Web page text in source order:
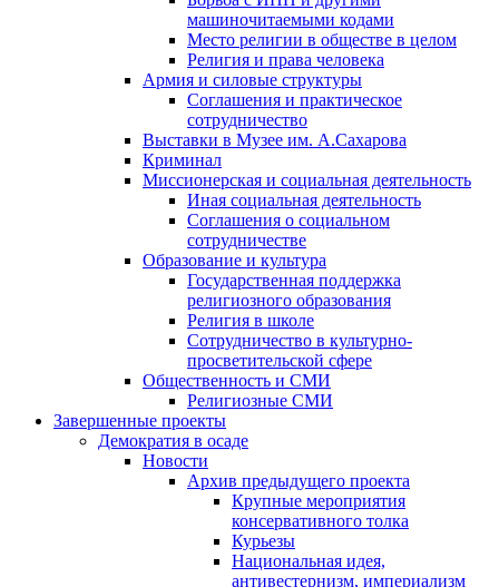
машиночитаемыми кодами
Место религии в обществе в целом
Религия и права человека
Армия и силовые структуры
Соглашения и практическое
сотрудничество
Выставки в Музее им. А.Сахарова
Криминал
Миссионерская и социальная деятельность
Иная социальная деятельность
Соглашения о социальном
сотрудничестве
Образование и культура
Государственная поддержка
религиозного образования
Религия в школе
Сотрудничество в культурно-
просветительской сфере
Общественность и СМИ
Религиозные СМИ
Завершенные проекты
Демократия в осаде
Новости
Архив предыдущего проекта
Крупные мероприятия
консервативного толка
Курьезы
Национальная идея,
антивестернизм, империализм